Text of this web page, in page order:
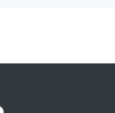
på lika villkor.